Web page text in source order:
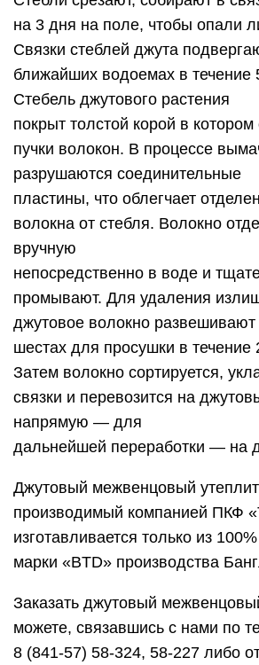
на 3 дня на поле, чтобы опали
Связки стеблей джута
ближайших водоемах в течение
Стебель джутового растения
покрыт толстой корой в
пучки волокон. В процессе
разрушаются соединительные
пластины, что облегчает
волокна от стебля. Волокно
вручную
непосредственно в воде и
промывают. Для удаления
джутовое волокно
шестах для просушки в течение
Затем волокно сортируется,
связки и перевозится на
напрямую — для
дальнейшей переработки — на
Джутовый межвенцовый
производимый компанией ПКФ
изготавливается только из
марки «BTD» производства
Заказать джутовый
можете, связавшись с нами по
8 (841-57) 58-324, 58-227 либо